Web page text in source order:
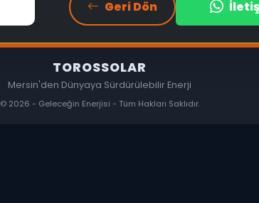
Geri Dön
TOROSSOLAR
Mersin'den Dünyaya Sürdürülebilir Enerji
© 2026 - Geleceğin Enerjisi - Tüm Hakları Saklıdır.